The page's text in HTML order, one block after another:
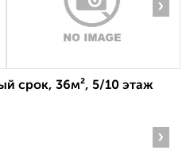
›
срок, 36м², 5/10 этаж
›